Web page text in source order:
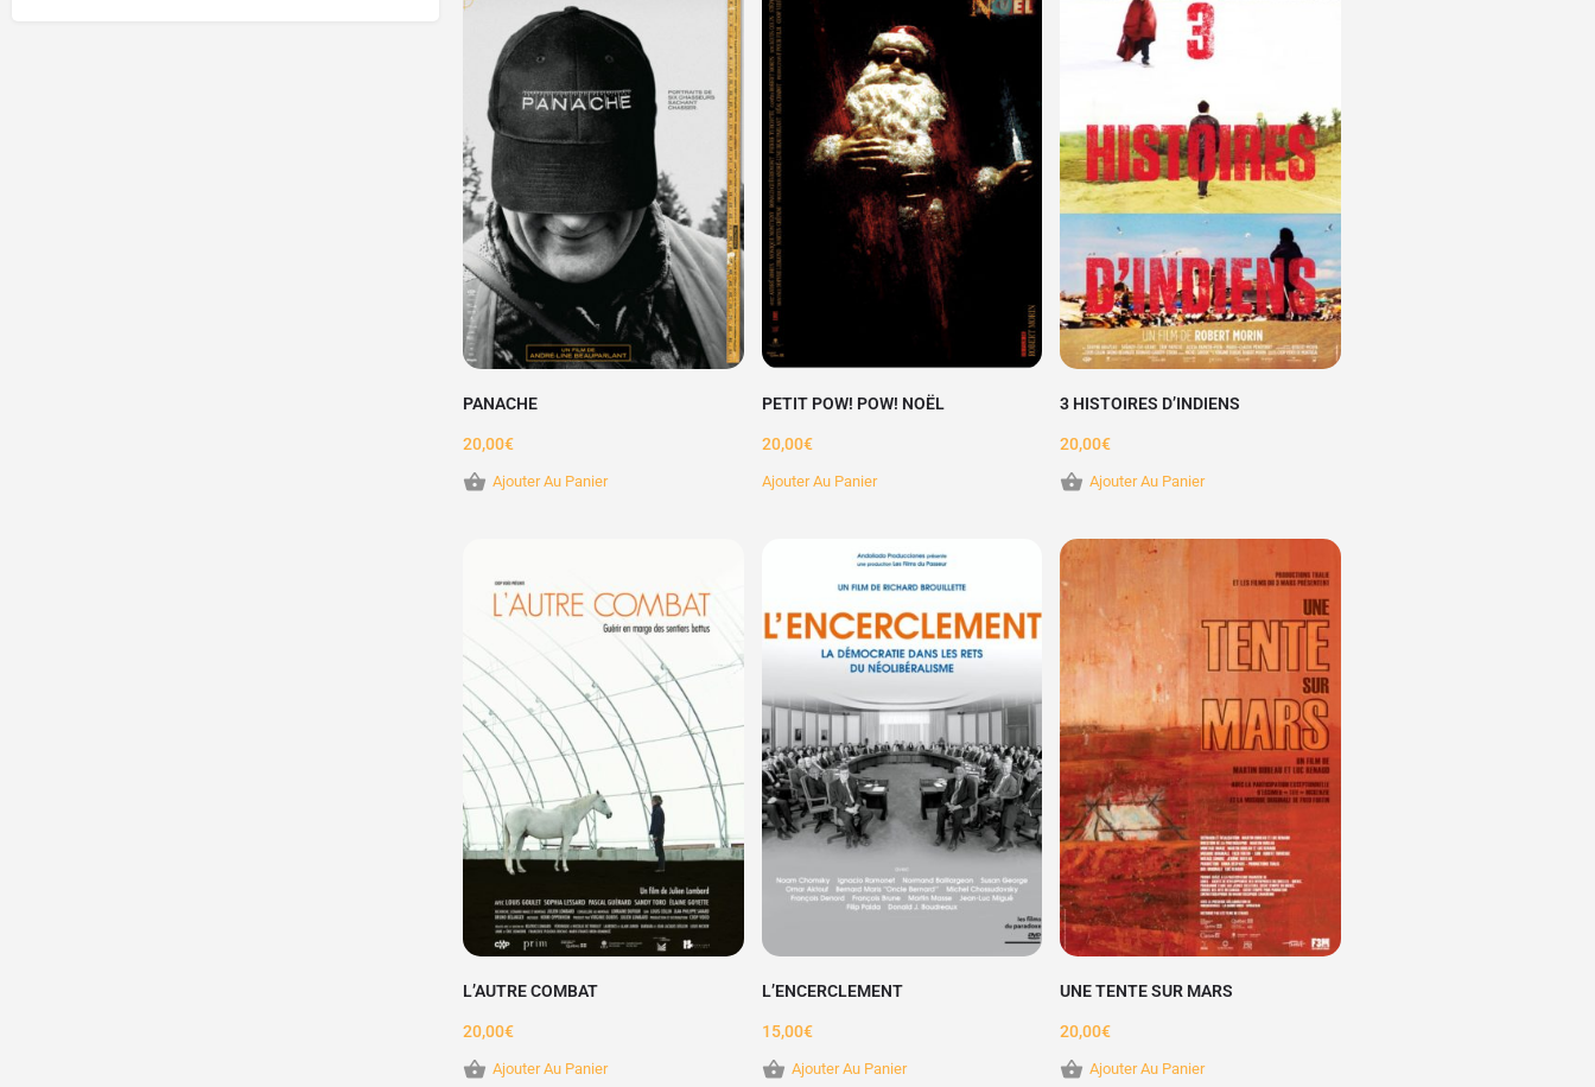
PANACHE
20,00€
Ajouter Au Panier
PETIT POW! POW! NOËL
20,00€
Ajouter Au Panier
3 HISTOIRES D’INDIENS
20,00€
Ajouter Au Panier
L’AUTRE COMBAT
20,00€
Ajouter Au Panier
L’ENCERCLEMENT
15,00€
Ajouter Au Panier
UNE TENTE SUR MARS
20,00€
Ajouter Au Panier